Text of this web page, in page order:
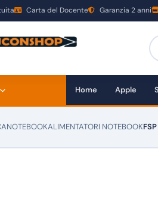
Carta del Docente Garanzia 2 anni
Home Apple
NOTEBOOKALIMENTATORI NOTEBOOK